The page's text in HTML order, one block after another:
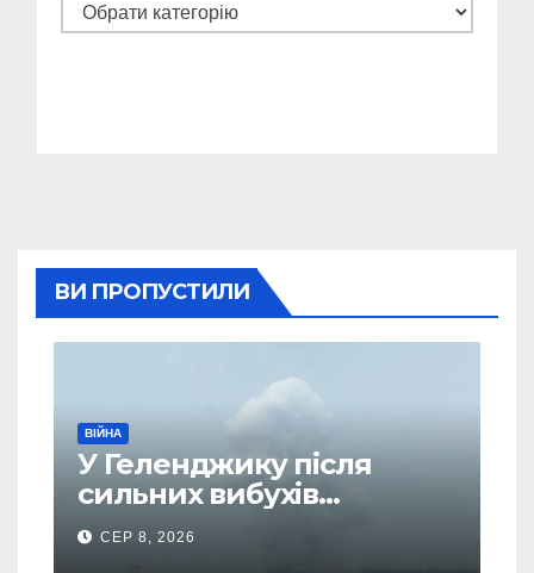
Категорії
ВИ ПРОПУСТИЛИ
ВІЙНА
У Геленджику після
сильних вибухів
почалася масова
евакуація
СЕР 8, 2026